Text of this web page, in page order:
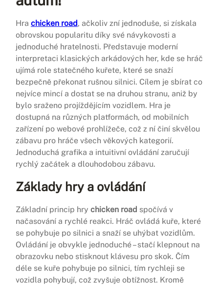
Hra chicken road, ačkoliv zní jednoduše, si získala
obrovskou popularitu díky své návykovosti a
jednoduché hratelnosti. Představuje moderní
interpretaci klasických arkádových her, kde se hráč
ujímá role statečného kuřete, které se snaží
bezpečně překonat rušnou silnici. Cílem je sbírat co
nejvíce mincí a dostat se na druhou stranu, aniž by
bylo sraženo projíždějícím vozidlem. Hra je
dostupná na různých platformách, od mobilních
zařízení po webové prohlížeče, což z ní činí skvělou
zábavu pro hráče všech věkových kategorií.
Jednoduchá grafika a intuitivní ovládání zaručují
rychlý začátek a dlouhodobou zábavu.
Základy hry a ovládání
Základní princip hry chicken road spočívá v
načasování a rychlé reakci. Hráč ovládá kuře, které
se pohybuje po silnici a snaží se uhýbat vozidlům.
Ovládání je obvykle jednoduché – stačí klepnout na
obrazovku nebo stisknout klávesu pro skok. Čím
déle se kuře pohybuje po silnici, tím rychleji se
vozidla pohybují, což zvyšuje obtížnost. Kromě